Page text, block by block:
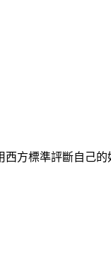
方標準評斷自己的